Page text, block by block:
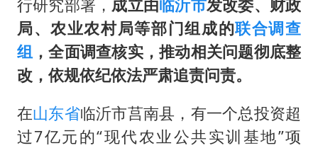
行研究部署， 成立由临沂市发改委、财政
局、农业农村局等部门组成的联合调查
组 ，全面调查核实，推动相关问题彻底整
改，依规依纪依法严肃追责问责。
在山东省临沂市莒南县，有一个总投资超
过7亿元的“现代农业公共实训基地”项